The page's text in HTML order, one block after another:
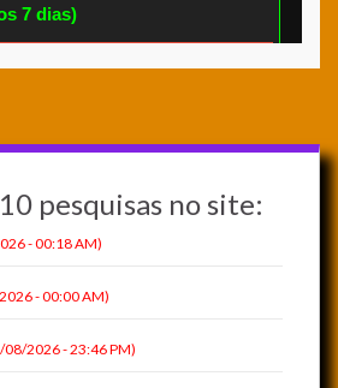
pesquisas no site:
- 00:18 AM)
- 00:00 AM)
08/2026 - 23:46 PM)